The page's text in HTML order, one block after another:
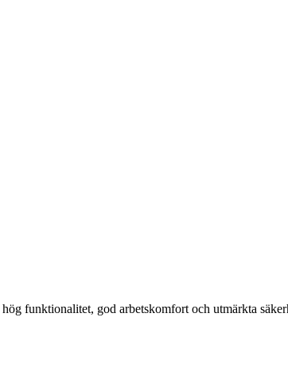
funktionalitet, god arbetskomfort och utmärkta